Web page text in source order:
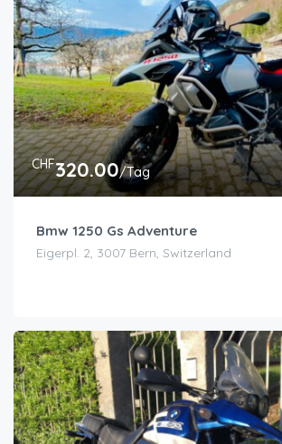
CHF320.00/Tag
Bmw 1250 Gs Adventure
Eigerpl. 2, 3007 Bern, Switzerland